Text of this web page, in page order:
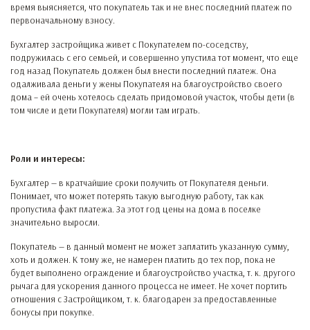
время выясняется, что покупатель так и не внес последний платеж по
первоначальному взносу.
Бухгалтер застройщика живет с Покупателем по-соседству,
подружилась с его семьей, и совершенно упустила тот момент, что еще
год назад Покупатель должен был внести последний платеж. Она
одалживала деньги у жены Покупателя на благоустройство своего
дома – ей очень хотелось сделать придомовой участок, чтобы дети (в
том числе и дети Покупателя) могли там играть.
Роли и интересы:
Бухгалтер — в кратчайшие сроки получить от Покупателя деньги.
Понимает, что может потерять такую выгодную работу, так как
пропустила факт платежа. За этот год цены на дома в поселке
значительно выросли.
Покупатель — в данный момент не может заплатить указанную сумму,
хоть и должен. К тому же, не намерен платить до тех пор, пока не
будет выполнено ограждение и благоустройство участка, т. к. другого
рычага для ускорения данного процесса не имеет. Не хочет портить
отношения с Застройщиком, т. к. благодарен за предоставленные
бонусы при покупке.